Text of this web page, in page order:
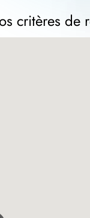
critères de